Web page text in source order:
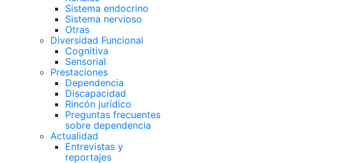
Sistema endocrino
Sistema nervioso
Otras
Diversidad Funcional
Cognitiva
Sensorial
Prestaciones
Dependencia
Discapacidad
Rincón jurídico
Preguntas frecuentes
sobre dependencia
Actualidad
Entrevistas y
reportajes